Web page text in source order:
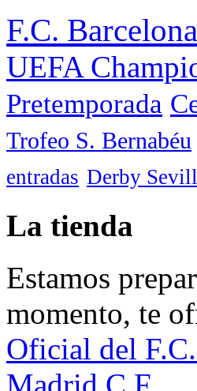
F.C. Barcelona
UEFA
Pretemporada
Trofeo S. Bernabéu
entradas Derby
La tienda
Estamos
momento, te
Oficial del